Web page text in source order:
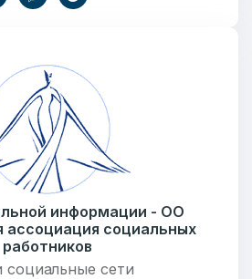
информации
ngo.by
(17) 235-04-48
информации - ОО
ассоциация социальных
работников
сети